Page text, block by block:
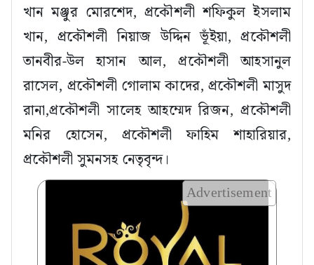
খান মঞ্জুর মোরশেদ, প্রকৌশলী শফিকুল ইসলাম
খান, প্রকৌশলী নিয়াজ উদ্দিন ভূঁইয়া, প্রকৌশলী
তানবীর-উল হাসান আল, প্রকৌশলী আহসানুল
রাসেল, প্রকৌশলী গোলাম কাদের, প্রকৌশলী মাসুদ
রানা,প্রকৌশলী সালেহ আহম্মেদ রিজন, প্রকৌশলী
মনির হোসেন, প্রকৌশলী ফাহিম শাহারিয়ার,
প্রকৌশলী সুমনসহ নেতৃবৃন্দ।
Advertisement